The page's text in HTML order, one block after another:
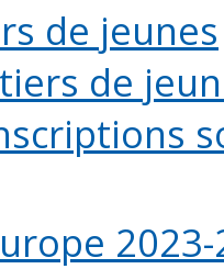
de jeunes
de